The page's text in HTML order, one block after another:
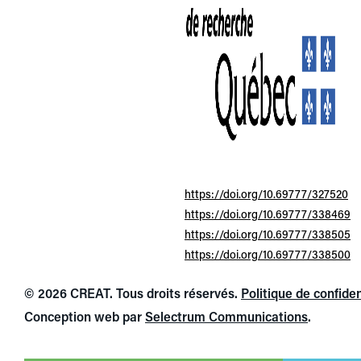
https://doi.org/10.69777/327520
https://doi.org/10.69777/338469
https://doi.org/10.69777/338505
https://doi.org/10.69777/338500
© 2026 CREAT. Tous droits réservés. Politique de
Conception web parSelectrum Communications.